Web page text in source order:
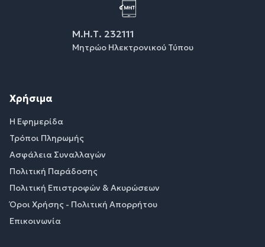
Μ.Η.Τ. 232111
Μητρώο Ηλεκτρονικού Τύπου
Χρήσιμα
Η Εφημερίδα
Τρόποι Πληρωμής
Ασφάλεια Συναλλαγών
Πολιτική Παράδοσης
Πολιτική Επιστροφών & Ακυρώσεων
Όροι Χρήσης - Πολιτική Απορρήτου
Επικοινωνία